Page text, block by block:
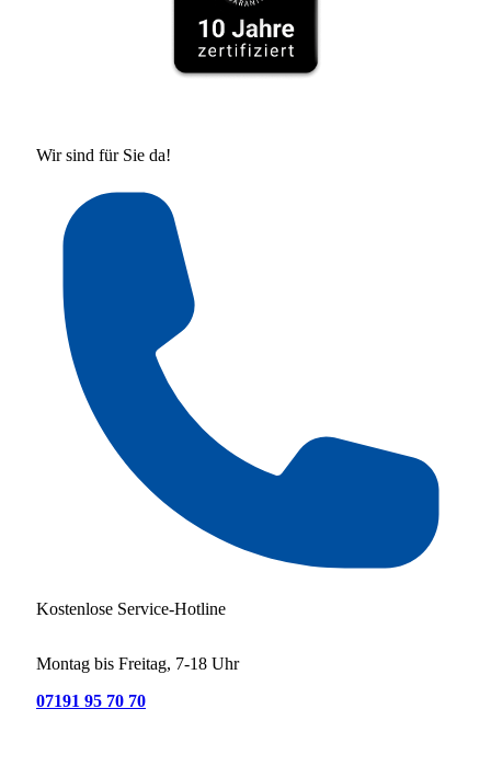
Wir sind für Sie da!
Kostenlose Service-Hotline
Montag bis Freitag, 7-18 Uhr
07191 95 70 70